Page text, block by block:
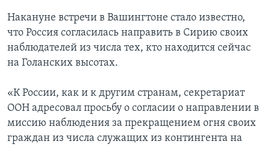
Накануне встречи в Вашингтоне стало известно,
что Россия согласилась направить в Сирию своих
наблюдателей из числа тех, кто находится сейчас
на Голанских высотах.
«К России, как и к другим странам, секретариат
ООН адресовал просьбу о согласии о направлении в
миссию наблюдения за прекращением огня своих
граждан из числа служащих из контингента на